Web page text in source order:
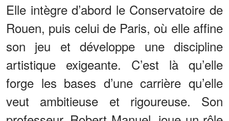
Elle intègre d’abord le Conservatoire de
Rouen, puis celui de Paris, où elle affine
son jeu et développe une discipline
artistique exigeante. C’est là qu’elle
forge les bases d’une carrière qu’elle
veut ambitieuse et rigoureuse. Son